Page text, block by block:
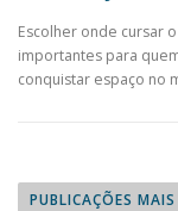
Escolher onde cursar
importantes para
conquistar espaço no
PUBLICAÇÕES